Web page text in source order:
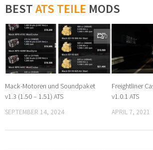
BESTATS TEILE MODS
0
Mack-Motoren und Soundpaket
v1.3 (1.50 – 1.51) ATS
SEPTEMBER 14, 2024
Freightliner
v1.0.1 ATS
APRIL 7, 2021